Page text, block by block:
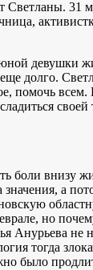
Светланы. 31
девушки
долго.
помочь
боли внизу
а
но
Анурьева не
тогда
было